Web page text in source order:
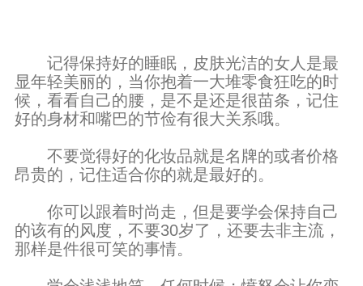
记得保持好的睡眠，皮肤光洁的女人是最
显年轻美丽的，当你抱着一大堆零食狂吃的时
候，看看自己的腰，是不是还是很苗条，记住
好的身材和嘴巴的节俭有很大关系哦。
不要觉得好的化妆品就是名牌的或者价格
昂贵的，记住适合你的就是最好的。
你可以跟着时尚走，但是要学会保持自己
的该有的风度，不要30岁了，还要去非主流，
那样是件很可笑的事情。